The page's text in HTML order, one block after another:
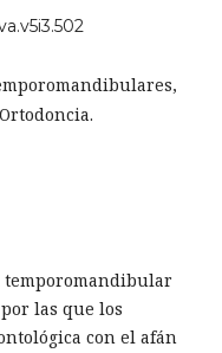
temporomandibular
las que los
con el afán